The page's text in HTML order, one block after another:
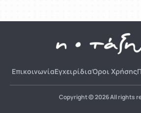
ΕπικοινωνίαΕγχειρίδιαΌροι Χρήσης
Copyright © 2026 All rights